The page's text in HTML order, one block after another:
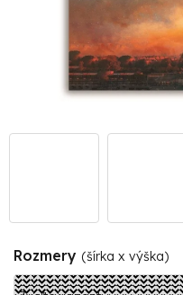
Rozmery (šírka x výška)